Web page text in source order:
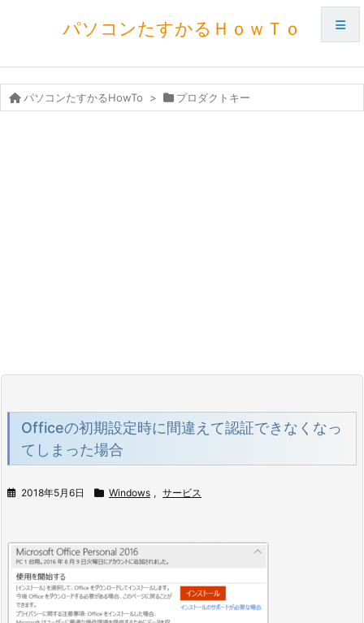
パソコンたすかるＨｏｗＴｏ
パソコンたすかるHowTo > プロダクトキー
Officeの初期設定時に間違えて認証できなくなっ
てしまった場合
2018年5月6日 Windows , サービス